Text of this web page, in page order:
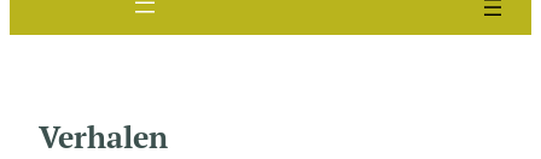
Verhalen